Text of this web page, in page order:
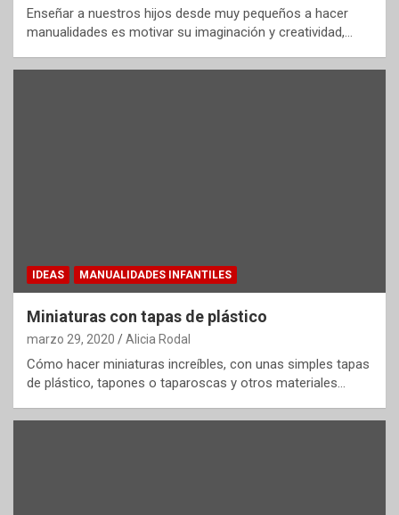
Enseñar a nuestros hijos desde muy pequeños a hacer
manualidades es motivar su imaginación y creatividad,…
IDEAS MANUALIDADES INFANTILES
Miniaturas con tapas de plástico
marzo 29, 2020 Alicia Rodal
Cómo hacer miniaturas increíbles, con unas simples tapas
de plástico, tapones o taparoscas y otros materiales…